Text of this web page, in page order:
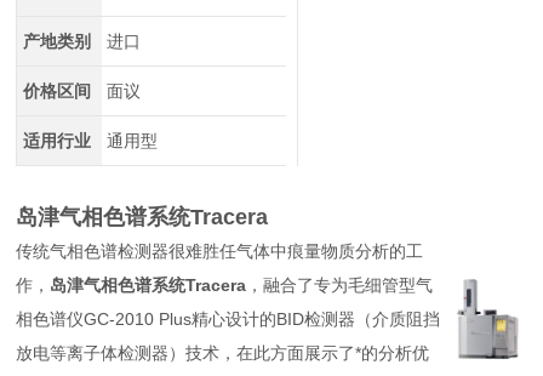
产地类别 进口
价格区间 面议
适用行业 通用型
岛津气相色谱系统Tracera
传统气相色谱检测器很难胜任气体中痕量物质分析的工
作， 岛津气相色谱系统Tracera ，融合了专为毛细管型气
相色谱仪GC-2010 Plus精心设计的BID检测器（介质阻挡
放电等离子体检测器）技术，在此方面展示了*的分析优